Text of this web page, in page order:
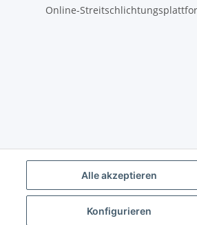
Alle akzeptieren
Konfigurieren
Online-
Powered by